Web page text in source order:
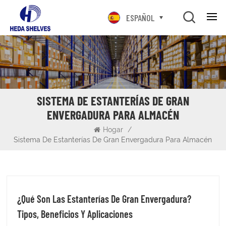
ESPAÑOL
SISTEMA DE ESTANTERÍAS DE GRAN
ENVERGADURA PARA ALMACÉN
Hogar
/
Sistema De Estanterías De Gran Envergadura Para Almacén
¿Qué Son Las Estanterías De Gran Envergadura?
Tipos, Beneficios Y Aplicaciones